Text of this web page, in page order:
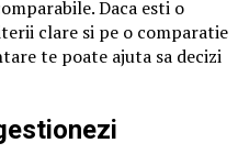
Daca esti o
clare si pe o comparatie
te poate ajuta sa decizi